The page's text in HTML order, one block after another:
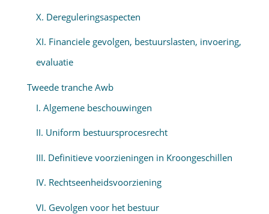
X. Dereguleringsaspecten
XI. Financiele gevolgen, bestuurslasten, invoering,
evaluatie
Tweede tranche Awb
I. Algemene beschouwingen
II. Uniform bestuursprocesrecht
III. Definitieve voorzieningen in Kroongeschillen
IV. Rechtseenheidsvoorziening
VI. Gevolgen voor het bestuur